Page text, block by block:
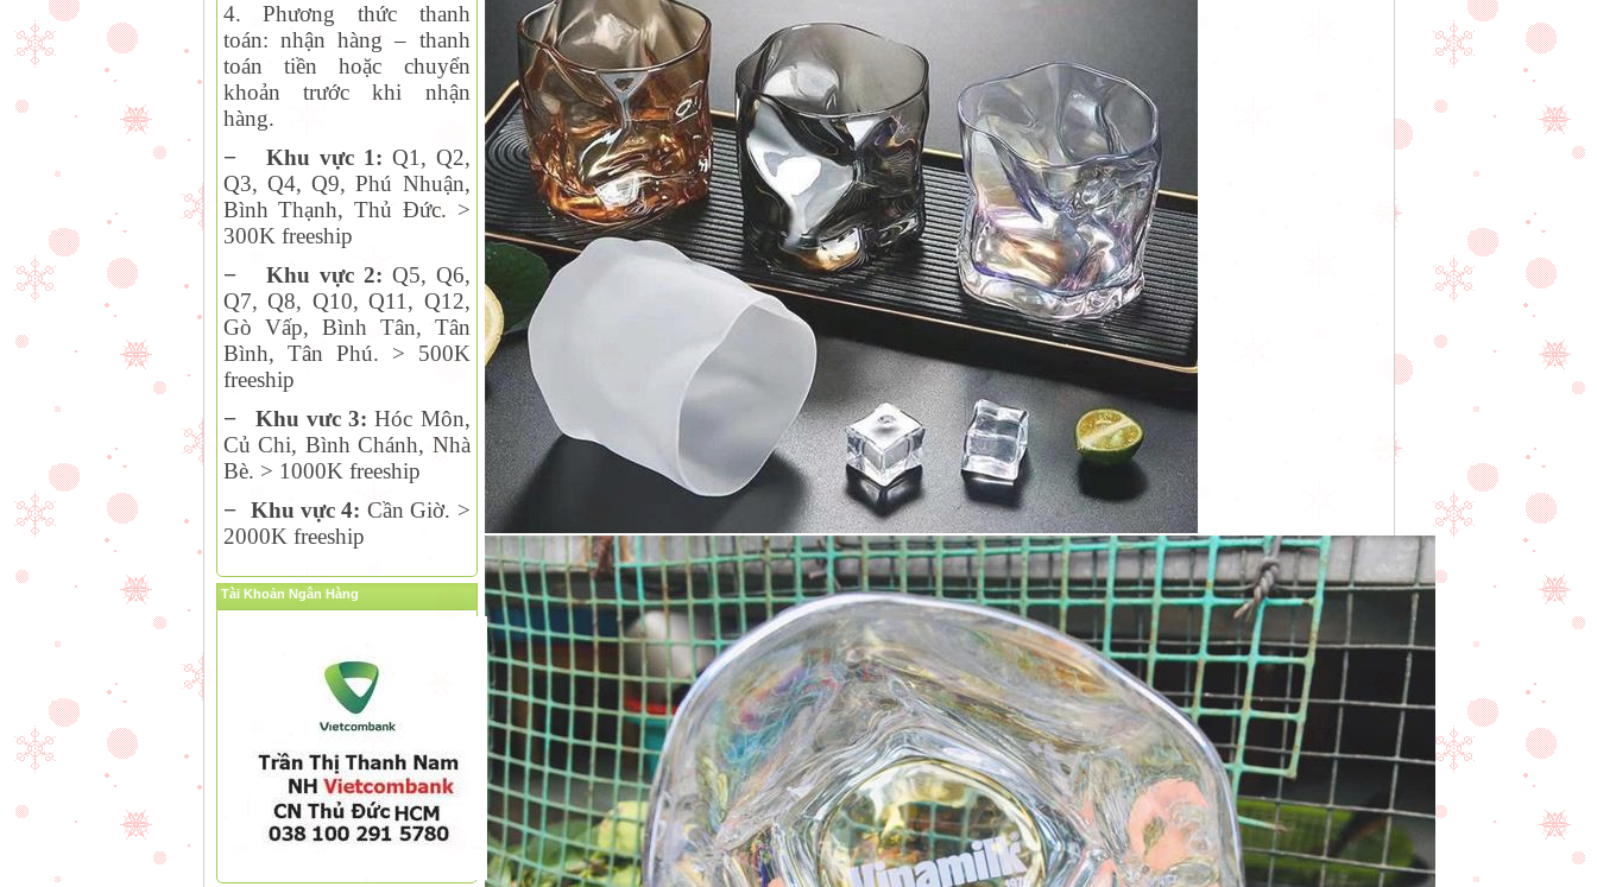
4. Phương thức thanh
toán: nhận hàng – thanh
toán tiền hoặc chuyển
khoản trước khi nhận
hàng.
−
Khu vực 1: Q1, Q2,
Q3, Q4, Q9, Phú Nhuận,
Bình Thạnh, Thủ Đức. >
300K freeship
−
Khu vực 2: Q5, Q6,
Q7, Q8, Q10, Q11, Q12,
Gò Vấp, Bình Tân, Tân
Bình, Tân Phú. > 500K
freeship
−
Khu vưc 3:Hóc Môn,
Củ Chi, Bình Chánh, Nhà
Bè. > 1000K freeship
− Khu vực 4: Cần Giờ. >
2000K freeship
Tài Khoản Ngân Hàng